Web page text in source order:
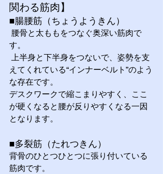
関わる筋肉】
■腸腰筋（ちょうようきん）
す。
えてくれている“インナーベルト”のよう
な存在です。
デスクワークで縮こまりやすく、ここ
が硬くなると腰が反りやすくなる一因
となります。
■多裂筋（たれつきん）
背骨のひとつひとつに張り付いている
筋肉です。